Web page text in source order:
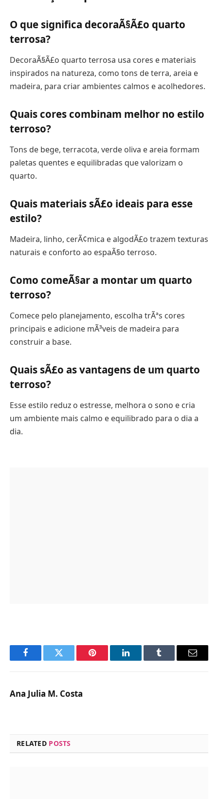
O que significa decoraÃ§Ã£o quarto
terrosa?
DecoraÃ§Ã£o quarto terrosa usa cores e materiais
inspirados na natureza, como tons de terra, areia e
madeira, para criar ambientes calmos e acolhedores.
Quais cores combinam melhor no estilo
terroso?
Tons de bege, terracota, verde oliva e areia formam
paletas quentes e equilibradas que valorizam o
quarto.
Quais materiais sÃ£o ideais para esse
estilo?
Madeira, linho, cerÃ¢mica e algodÃ£o trazem texturas
naturais e conforto ao espaÃ§o terroso.
Como comeÃ§ar a montar um quarto
terroso?
Comece pelo planejamento, escolha trÃªs cores
principais e adicione mÃ³veis de madeira para
construir a base.
Quais sÃ£o as vantagens de um quarto
terroso?
Esse estilo reduz o estresse, melhora o sono e cria
um ambiente mais calmo e equilibrado para o dia a
dia.
FacebookTwitter Pinterest LinkedInTumblr Email
Ana Julia M. Costa
RELATED POSTS